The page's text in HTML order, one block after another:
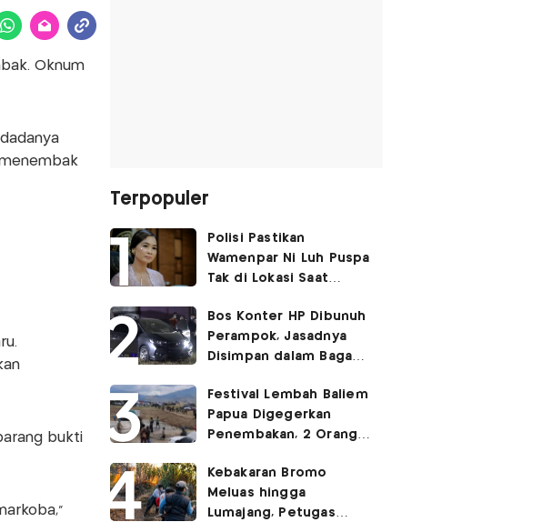
Oknum
bukti
Terpopuler
Polisi Pastikan
Wamenpar Ni Luh Puspa
Tak di Lokasi Saat
Lembah Baliem
Bos Konter HP Dibunuh
Perampok, Jasadnya
Disimpan dalam Bagasi
Festival Lembah Baliem
Papua Digegerkan
Penembakan, 2 Orang
Kebakaran Bromo
Meluas hingga
Lumajang, Petugas